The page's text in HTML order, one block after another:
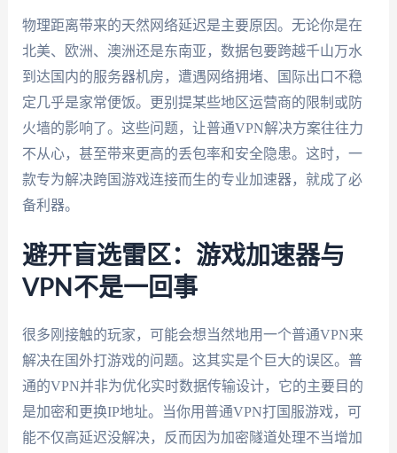
物理距离带来的天然网络延迟是主要原因。无论你是在
北美、欧洲、澳洲还是东南亚，数据包要跨越千山万水
到达国内的服务器机房，遭遇网络拥堵、国际出口不稳
定几乎是家常便饭。更别提某些地区运营商的限制或防
火墙的影响了。这些问题，让普通VPN解决方案往往力
不从心，甚至带来更高的丢包率和安全隐患。这时，一
款专为解决跨国游戏连接而生的专业加速器，就成了必
备利器。
避开盲选雷区：游戏加速器与
VPN不是一回事
很多刚接触的玩家，可能会想当然地用一个普通VPN来
解决在国外打游戏的问题。这其实是个巨大的误区。普
通的VPN并非为优化实时数据传输设计，它的主要目的
是加密和更换IP地址。当你用普通VPN打国服游戏，可
能不仅高延迟没解决，反而因为加密隧道处理不当增加